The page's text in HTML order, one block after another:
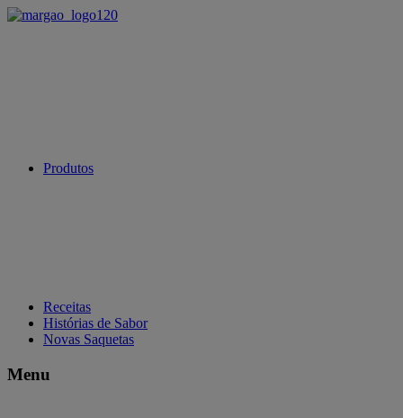
Produtos
Receitas
Histórias de Sabor
Novas Saquetas
Menu